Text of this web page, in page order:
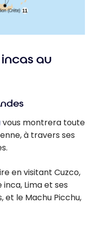
au
vous montrera toute
à travers ses
en visitant Cuzco,
Lima et ses
et le Machu Picchu,